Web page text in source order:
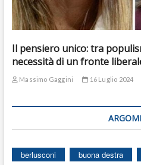
Il pensiero unico: tra
necessità di un fronte
Massimo Gaggini 16 Luglio 2024
berlusconi buona destra